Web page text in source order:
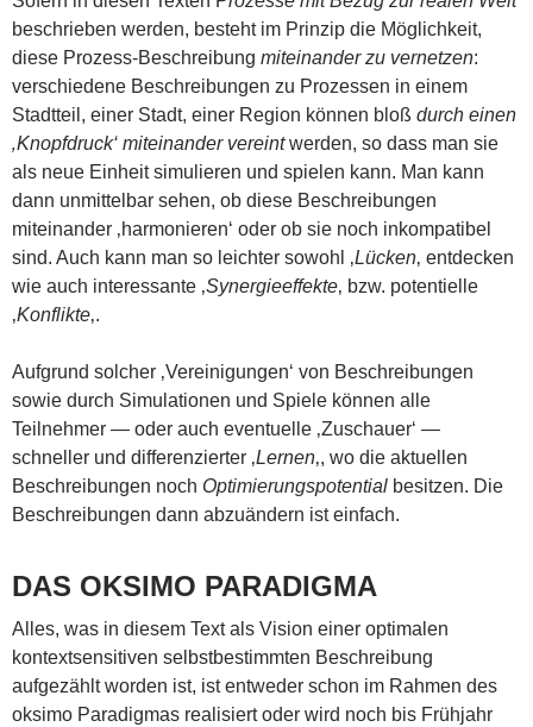
beschrieben werden, besteht im Prinzip die Möglichkeit,
diese Prozess-Beschreibung miteinander zu vernetzen:
verschiedene Beschreibungen zu Prozessen in einem
Stadtteil, einer Stadt, einer Region können bloß durch einen
‚Knopfdruck‘ miteinander vereintwerden, so dass man sie
als neue Einheit simulieren und spielen kann. Man kann
dann unmittelbar sehen, ob diese Beschreibungen
miteinander ‚harmonieren‘ oder ob sie noch inkompatibel
sind. Auch kann man so leichter sowohl ‚Lücken‚ entdecken
wie auch interessante ‚Synergieeffekte‚ bzw. potentielle
‚Konflikte‚.
Aufgrund solcher ‚Vereinigungen‘ von Beschreibungen
sowie durch Simulationen und Spiele können alle
Teilnehmer — oder auch eventuelle ‚Zuschauer‘ —
schneller und differenzierter ‚Lernen‚, wo die aktuellen
Beschreibungen noch Optimierungspotential besitzen. Die
Beschreibungen dann abzuändern ist einfach.
DAS OKSIMO PARADIGMA
Alles, was in diesem Text als Vision einer optimalen
kontextsensitiven selbstbestimmten Beschreibung
aufgezählt worden ist, ist entweder schon im Rahmen des
oksimo Paradigmas realisiert oder wird noch bis Frühjahr